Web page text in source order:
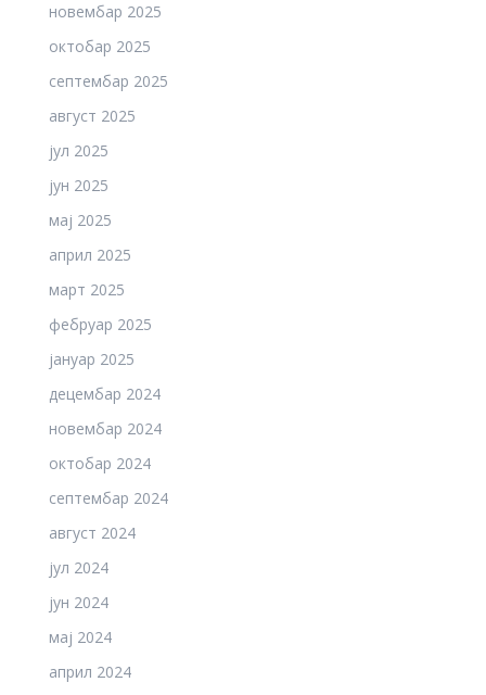
новембар 2025
октобар 2025
септембар 2025
август 2025
јул 2025
јун 2025
мај 2025
април 2025
март 2025
фебруар 2025
јануар 2025
децембар 2024
новембар 2024
октобар 2024
септембар 2024
август 2024
јул 2024
јун 2024
мај 2024
април 2024